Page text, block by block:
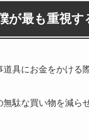
が最も重視す
具にお金をかける
駄な買い物を減ら